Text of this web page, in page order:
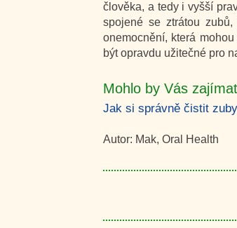
člověka, a tedy i vyšší
spojené se ztrátou
onemocnění, která
být opravdu užitečné pro
Mohlo by Vás
Jak si správně čistit
Autor: Mak, Oral Health